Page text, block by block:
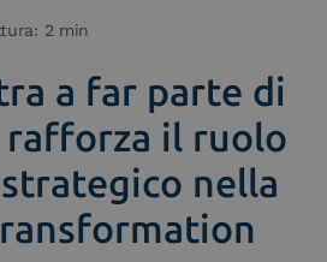
2 min
a far parte di
rafforza il ruolo
nella